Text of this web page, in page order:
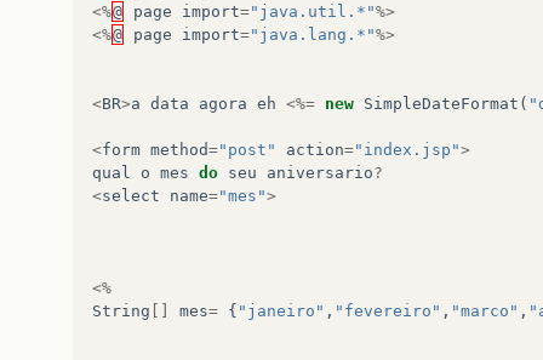
<%@ page import="java.util.*"%>
<%@ page import="java.lang.*"%>
<BR>a data agora eh <%= new SimpleDateFormat (
<form method="post" action="index.jsp">
qual
o mes do seu aniversario?
<select name="mes">
<%
String [] mes= { "janeiro" , "fevereiro" , "marco" ,